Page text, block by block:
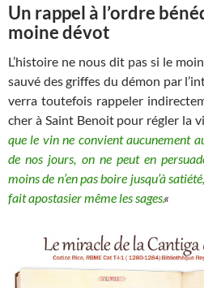
Un rappel à l’ordre
moine dévot
L’histoire ne nous dit pas si le
sauvé des griffes du démon par
verra toutefois rappeler
cher à Saint Benoit pour régler la
que le vin ne convient aucunement
de nos jours, on ne peut en
moins de n’en pas boire jusqu’à
fait apostasier même les sages.«